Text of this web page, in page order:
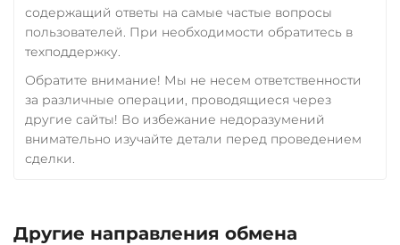
содержащий ответы на самые частые вопросы
пользователей. При необходимости обратитесь в
техподдержку.
Обратите внимание! Мы не несем ответственности
за различные операции, проводящиеся через
другие сайты! Во избежание недоразумений
внимательно изучайте детали перед проведением
сделки.
Другие направления обмена